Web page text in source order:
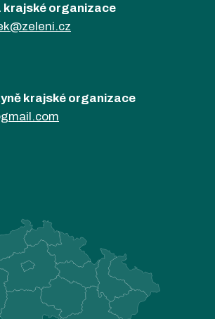
krajské organizace
krajské organizace